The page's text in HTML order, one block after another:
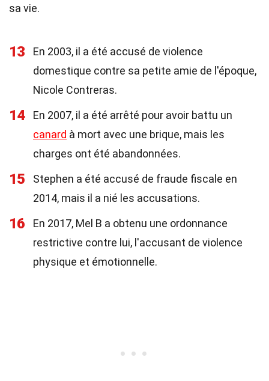
sa vie.
13
En 2003, il a été accusé de violence
domestique contre sa petite amie de l'époque,
Nicole Contreras.
14
En 2007, il a été arrêté pour avoir battu un
canard à mort avec une brique, mais les
charges ont été abandonnées.
15
Stephen a été accusé de fraude fiscale en
2014, mais il a nié les accusations.
16
En 2017, Mel B a obtenu une ordonnance
restrictive contre lui, l'accusant de violence
physique et émotionnelle.